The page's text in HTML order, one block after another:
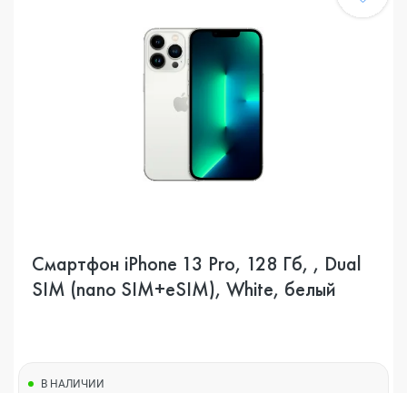
Смартфон iPhone 13 Pro, 128 Гб, , Dual
SIM (nano SIM+eSIM), White, белый
В НАЛИЧИИ